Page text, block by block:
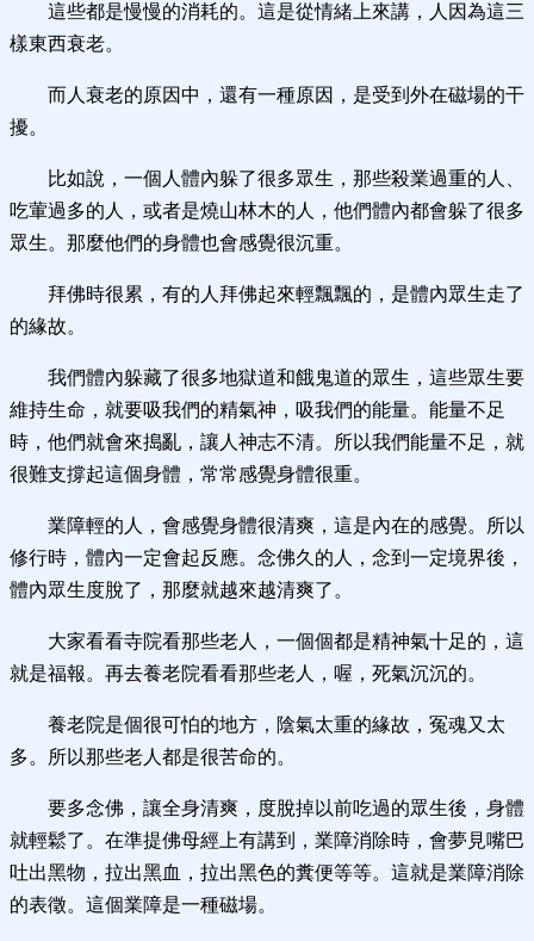
這些都是慢慢的消耗的。這是從情緒上來講，人因為這三
樣東西衰老。
而人衰老的原因中，還有一種原因，是受到外在磁場的干
擾。
比如說，一個人體內躲了很多眾生，那些殺業過重的人、
吃葷過多的人，或者是燒山林木的人，他們體內都會躲了很多
眾生。那麼他們的身體也會感覺很沉重。
拜佛時很累，有的人拜佛起來輕飄飄的，是體內眾生走了
的緣故。
我們體內躲藏了很多地獄道和餓鬼道的眾生，這些眾生要
維持生命，就要吸我們的精氣神，吸我們的能量。能量不足
時，他們就會來搗亂，讓人神志不清。所以我們能量不足，就
很難支撐起這個身體，常常感覺身體很重。
業障輕的人，會感覺身體很清爽，這是內在的感覺。所以
修行時，體內一定會起反應。念佛久的人，念到一定境界後，
體內眾生度脫了，那麼就越來越清爽了。
大家看看寺院看那些老人，一個個都是精神氣十足的，這
就是福報。再去養老院看看那些老人，喔，死氣沉沉的。
養老院是個很可怕的地方，陰氣太重的緣故，冤魂又太
多。所以那些老人都是很苦命的。
要多念佛，讓全身清爽，度脫掉以前吃過的眾生後，身體
就輕鬆了。在準提佛母經上有講到，業障消除時，會夢見嘴巴
吐出黑物，拉出黑血，拉出黑色的糞便等等。這就是業障消除
的表徵。這個業障是一種磁場。